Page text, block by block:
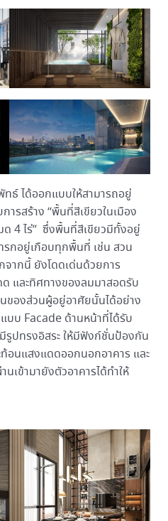
ทธ์ ได้ออกแบบให้สามารถอยู่
รสร้าง “พื้นที่สีเขียวในเมือง
4 ไร่” ซึ่งพื้นที่สีเขียวมีทั้งอยู่
กอยู่เกือบทุกพื้นที่ เช่น สวน
ากนี้ ยังโดดเด่นด้วยการ
และทิศทางของลมมาสอดรับ
ของส่วนผู้อยู่อาศัยนั้นได้อย่าง
บบ Facade ด้านหน้าที่ได้รับ
รูปทรงอิสระ ให้มีฟังก์ชั่นป้องกัน
ท้อนแสงแดดออกนอกอาคาร และ
เข้ามายังตัวอาคารได้ทำให้